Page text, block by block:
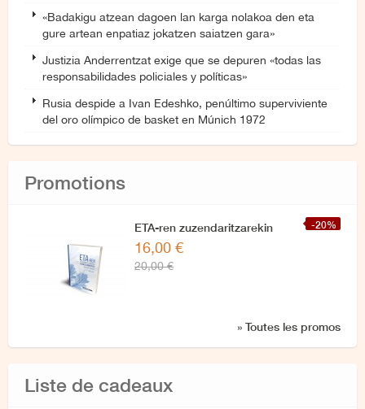
«Badakigu atzean dagoen lan karga nolakoa den eta
gure artean enpatiaz jokatzen saiatzen gara»
Justizia Anderrentzat exige que se depuren «todas las
responsabilidades policiales y políticas»
Rusia despide a Ivan Edeshko, penúltimo superviviente
del oro olímpico de basket en Múnich 1972
Promotions
-20%
ETA-ren zuzendaritzarekin
azken elkarrizketa
16,00 €
20,00 €
» Toutes les promos
Liste de cadeaux